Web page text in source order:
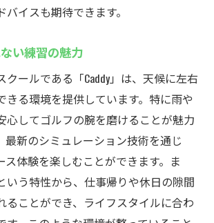
イスも期待できます。
い練習の魅力
クールである「Caddy」は、天候に左右
きる環境を提供しています。特に雨や
心してゴルフの腕を磨けることが魅力
最新のシミュレーション技術を通じ
ス体験を楽しむことができます。ま
いう特性から、仕事帰りや休日の隙間
ることができ、ライフスタイルに合わ